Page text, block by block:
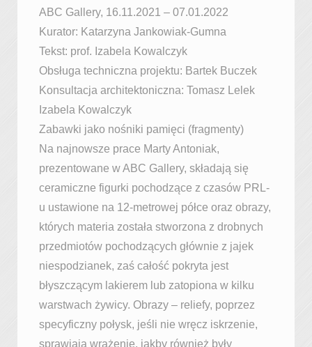
ABC Gallery, 16.11.2021 – 07.01.2022
Kurator: Katarzyna Jankowiak-Gumna
Tekst: prof. Izabela Kowalczyk
Obsługa techniczna projektu: Bartek Buczek
Konsultacja architektoniczna: Tomasz Lelek
Izabela Kowalczyk
Zabawki jako nośniki pamięci (fragmenty)
Na najnowsze prace Marty Antoniak,
prezentowane w ABC Gallery, składają się
ceramiczne figurki pochodzące z czasów PRL-
u ustawione na 12-metrowej półce oraz obrazy,
których materia została stworzona z drobnych
przedmiotów pochodzących głównie z jajek
niespodzianek, zaś całość pokryta jest
błyszczącym lakierem lub zatopiona w kilku
warstwach żywicy. Obrazy – reliefy, poprzez
specyficzny połysk, jeśli nie wręcz iskrzenie,
sprawiają wrażenie, jakby również były